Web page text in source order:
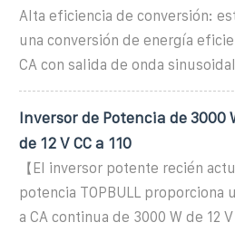
Alta eficiencia de conversión:
una conversión de energía
CA con salida de onda
Inversor de Potencia de 3000
de 12 V CC a 110
【El inversor potente recién
potencia TOPBULL proporciona
a CA continua de 3000 W de 12 V